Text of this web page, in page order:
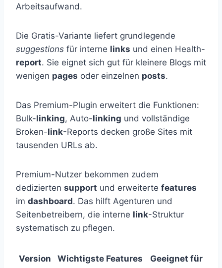
Arbeitsaufwand.
Die Gratis-Variante liefert grundlegende
suggestions für interne links und einen Health-
report. Sie eignet sich gut für kleinere Blogs mit
wenigen pages oder einzelnen posts.
Das Premium-Plugin erweitert die Funktionen:
Bulk-linking, Auto-linking und vollständige
Broken-link-Reports decken große Sites mit
tausenden URLs ab.
Premium-Nutzer bekommen zudem
dedizierten support und erweiterte features
im dashboard. Das hilft Agenturen und
Seitenbetreibern, die interne link-Struktur
systematisch zu pflegen.
Version Wichtigste Features Geeignet für